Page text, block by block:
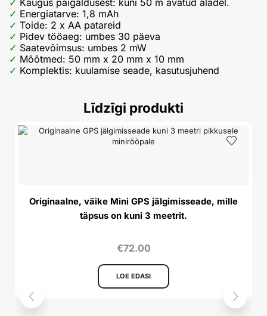
Energiatarve: 1,8 mAh
Toide: 2 x AA patareid
Pidev tööaeg: umbes 30 päeva
Saatevõimsus: umbes 2 mW
Mõõtmed: 50 mm x 20 mm x 10 mm
Komplektis: kuulamise seade, kasutusjuhend
Līdzīgi produkti
Originaalne, väike Mini GPS jälgimisseade, mille
täpsus on kuni 3 meetrit.
€72.00
LOE EDASI